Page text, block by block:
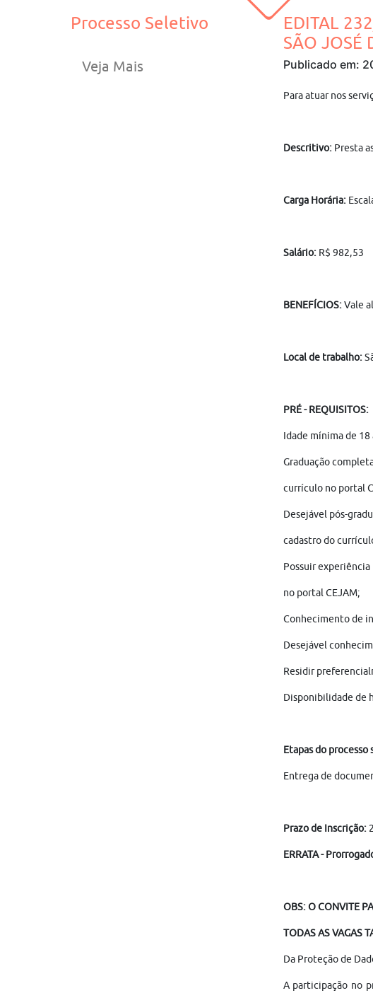
Processo Seletivo
Veja Mais
EDITAL
SÃO JOSÉ
Publicado em:
Para atuar nos
Descritivo: Presta
Carga Horária:
Salário: R$ 982,53
BENEFÍCIOS:Vale
Local de trabalho:
PRÉ - REQUISITOS:
Idade mínima de
Graduação
currículo no portal
Desejável pós-
cadastro do
Possuir
no portal CEJAM;
Conhecimento de
Desejável
Residir
Disponibilidade de
Etapas do processo
Entrega de
Prazo de Inscrição:
ERRATA -
OBS: O CONVITE
TODAS AS VAGAS
Da Proteção de
A participação no